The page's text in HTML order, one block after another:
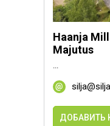
Haanja
Majutus
...
ДОБАВИТЬ